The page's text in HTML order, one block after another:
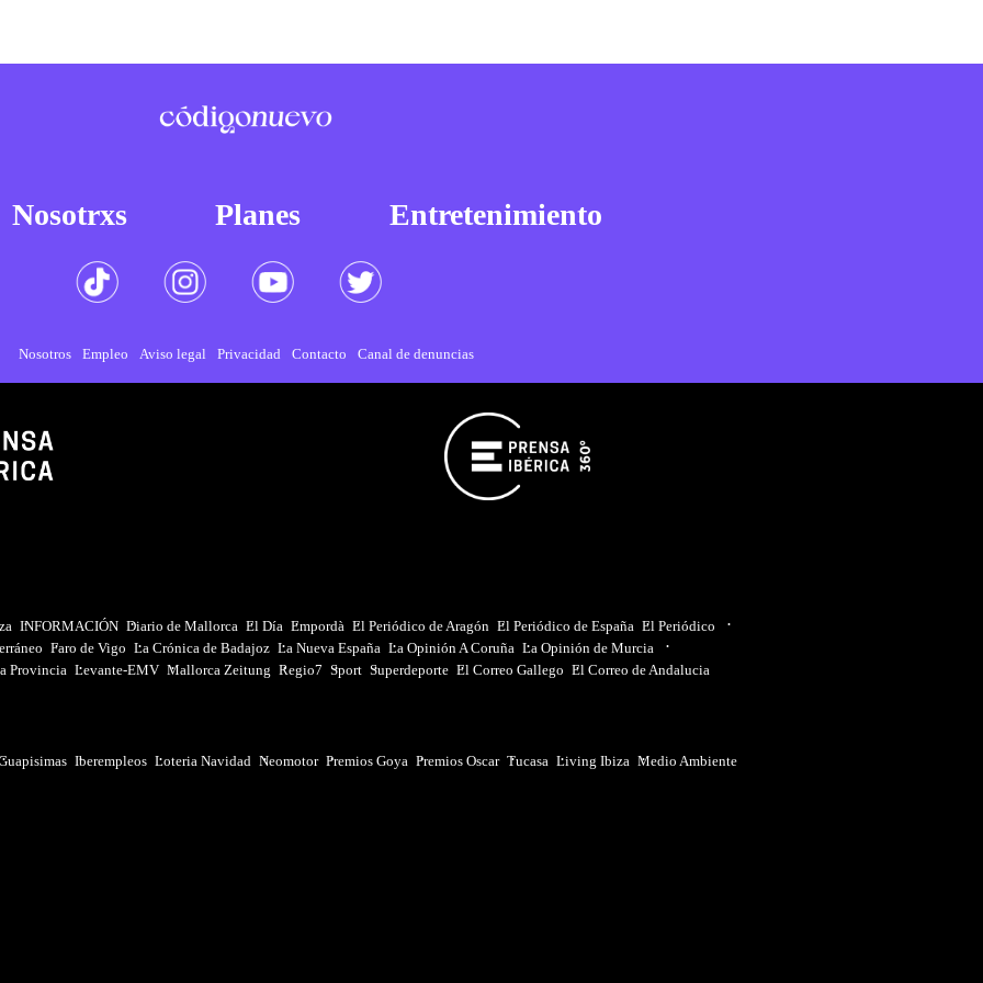
Nosotrxs Planes Entretenimiento
Nosotros Empleo Aviso legal Privacidad Contacto Canal de denuncias
INFORMACIÓN Diario de Mallorca El Día Empordà El Periódico de Aragón El Periódico de España El Periódico
Faro de Vigo La Crónica de Badajoz La Nueva España La Opinión A Coruña La Opinión de Murcia
Provincia Levante-EMV Mallorca Zeitung Regio7 Sport Superdeporte El Correo Gallego El Correo de Andalucia
Iberempleos Loteria Navidad Neomotor Premios Goya Premios Oscar Tucasa Living Ibiza Medio Ambiente